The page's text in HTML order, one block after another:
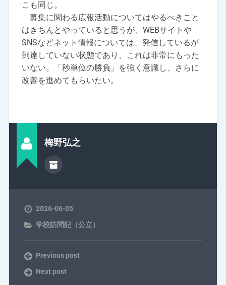
こも同じ。
募集に関わる広報活動についてはやるべきこと
はきちんとやっていると思うが、WEBサイトや
SNSなどネット情報については、発信しているが
到達していない状態であり、これは非常にもった
いない。「秒単位の勝負」を強く意識し、さらに
改善を進めてもらいたい。
梅野弘之
2026-06-05
学校訪問記（公立）
Previous post
Next post